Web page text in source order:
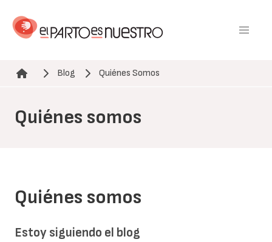
contenido
Ruta de navegación
Blog Quiénes Somos
Quiénes somos
Quiénes somos
Estoy siguiendo el blog